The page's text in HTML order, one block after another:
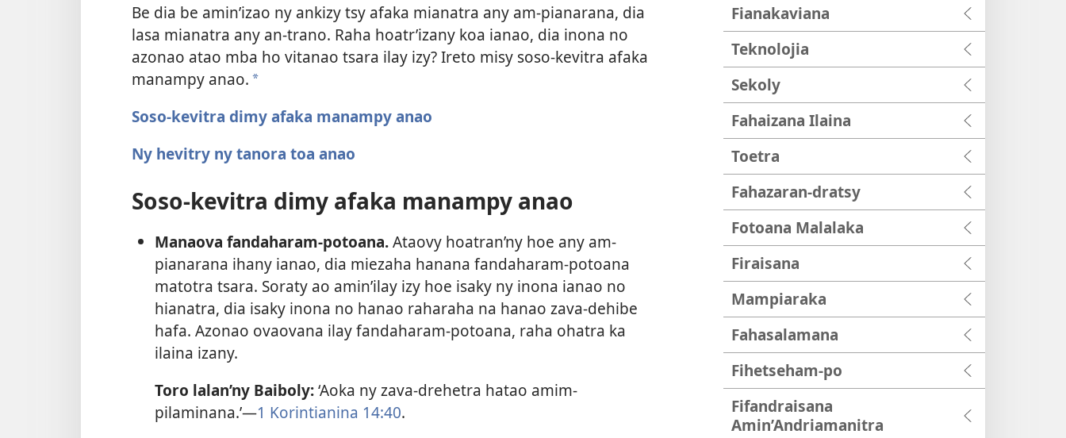
Be dia be amin’izao ny ankizy tsy afaka mianatra any am-pianarana, dia
lasa mianatra any an-trano. Raha hoatr’izany koa ianao, dia inona no
azonao atao mba ho vitanao tsara ilay izy? Ireto misy soso-kevitra afaka
manampy anao. a
Soso-kevitra dimy afaka manampy anao
Ny hevitry ny tanora toa anao
Soso-kevitra dimy afaka manampy anao
Manaova fandaharam-potoana.Ataovy hoatran’ny hoe any am-
pianarana ihany ianao, dia miezaha hanana fandaharam-potoana
matotra tsara. Soraty ao amin’ilay izy hoe isaky ny inona ianao no
hianatra, dia isaky inona no hanao raharaha na hanao zava-dehibe
hafa. Azonao ovaovana ilay fandaharam-potoana, raha ohatra ka
ilaina izany.
Toro lalan’ny Baiboly:‘Aoka ny zava-drehetra hatao amim-
pilaminana.’—1 Korintianina 14:40.
Fianakaviana
Teknolojia
Sekoly
Fahaizana Ilaina
Toetra
Fahazaran-dratsy
Fotoana Malalaka
Firaisana
Mampiaraka
Fahasalamana
Fihetseham-po
Fifandraisana
Amin’Andriamanitra